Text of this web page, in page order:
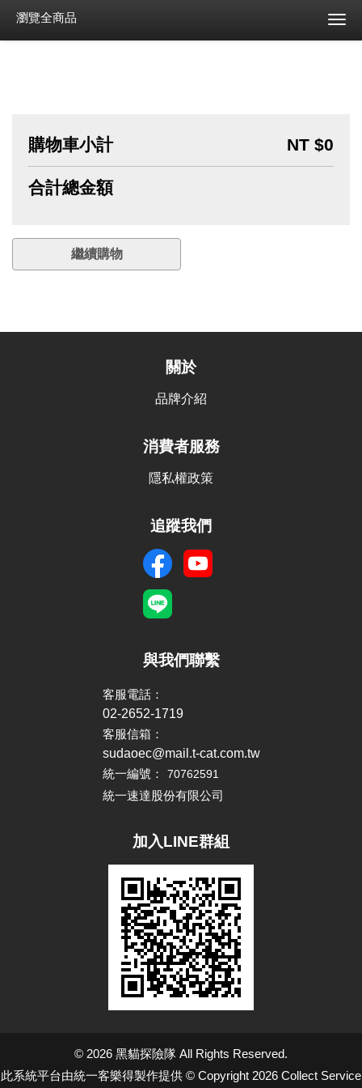
瀏覽全商品
購物車小計 NT $0
合計總金額
繼續購物
關於
品牌介紹
消費者服務
隱私權政策
追蹤我們
與我們聯繫
客服電話：
02-2652-1719
客服信箱：
sudaoec@mail.t-cat.com.tw
統一編號：
70762591
統一速達股份有限公司
加入LINE群組
© 2026 黑貓探險隊 All Rights Reserved.
此系統平台由統一客樂得製作提供 © Copyright 2026 Collect Service